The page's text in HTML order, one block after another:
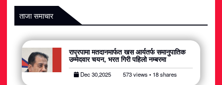
समाचार
शन्ती / सुरक्षा
ताजा समाचार
राप्रपामा मतदानमार्फत खस आर्यतर्फ समानुपातिक
उम्मेदवार चयन, भरत गिरी पहिलो नम्बरमा
Dec 30,2025 573 views • 18 shares